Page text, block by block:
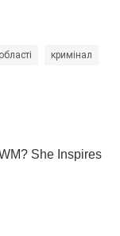
кримінал